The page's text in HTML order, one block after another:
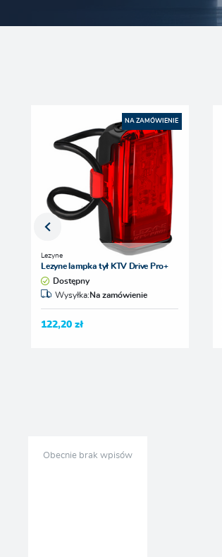
NA ZAMÓWIENIE
Lezyne
Lezyne lampka tył KTV Drive Pro+
Dostępny
Wysyłka:Na zamówienie
122,20 zł
Obecnie brak wpisów